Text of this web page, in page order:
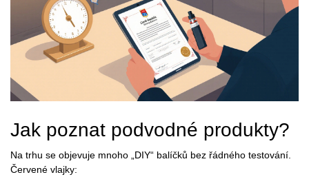
Jak poznat podvodné produkty?
Na trhu se objevuje mnoho „DIY“ balíčků bez řádného testování.
Červené vlajky: